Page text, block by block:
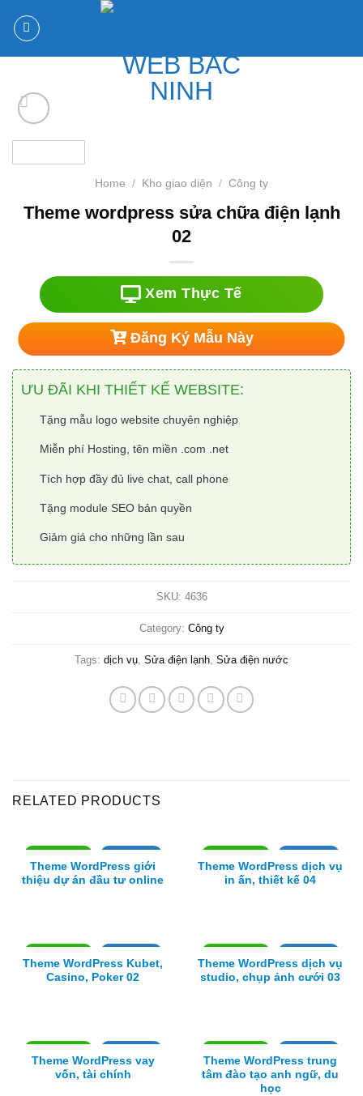
đến
nội
Home / Kho giao diện / Công ty
Theme wordpress sửa chữa điện lạnh
02
Xem Thực Tế
ƯU ĐÃI KHI THIẾT KẾ WEBSITE:
Tặng mẫu logo website chuyên nghiệp
Miễn phí Hosting, tên miền .com .net
Tích hợp đầy đủ live chat, call phone
Tặng module SEO bản quyền
Giảm giá cho những lần sau
Đăng Ký Mẫu Này
SKU: 4636
Category: Công ty
Tags: dịch vụ Sửa điện lạnh Sửa điện nước
RELATED PRODUCTS
Xem thực tế Xem chi tiết
Theme WordPress giới
thiệu dự án đầu tư online
Xem thực tế Xem chi tiết
Theme WordPress dịch vụ
in ấn, thiết kế 04
Xem thực tế Xem chi tiết
Theme WordPress Kubet,
Casino, Poker 02
Xem thực tế Xem chi tiết
Theme WordPress dịch vụ
studio, chụp ảnh cưới 03
Xem thực tế
Theme WordPress vay
vốn, tài chính
Xem thực tế Xem chi tiết
Theme WordPress trung
tâm đào tạo anh ngữ, du
học